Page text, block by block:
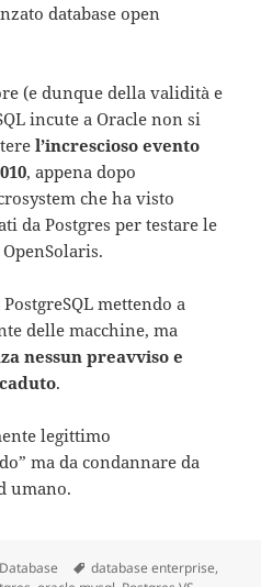
database open
(e dunque della validità e
incute a Oracle non si
l’increscioso evento
, appena dopo
che ha visto
da Postgres per testare le
mettendo a
delle macchine, ma
nessun preavviso e
.
legittimo
ma da condannare da
umano.
Database Tag
database enterprise,